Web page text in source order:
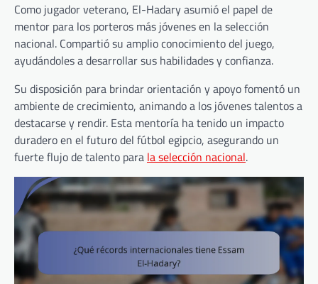
Como jugador veterano, El-Hadary asumió el papel de
mentor para los porteros más jóvenes en la selección
nacional. Compartió su amplio conocimiento del juego,
ayudándoles a desarrollar sus habilidades y confianza.
Su disposición para brindar orientación y apoyo fomentó un
ambiente de crecimiento, animando a los jóvenes talentos a
destacarse y rendir. Esta mentoría ha tenido un impacto
duradero en el futuro del fútbol egipcio, asegurando un
fuerte flujo de talento para la selección nacional.